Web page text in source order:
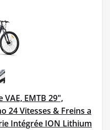
EMTB 29",
24 Vitesses & Freins a
Intégrée ION Lithium